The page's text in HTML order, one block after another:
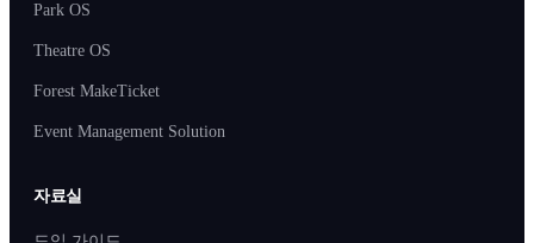
Park OS
Theatre OS
Forest MakeTicket
Event Management Solution
자료실